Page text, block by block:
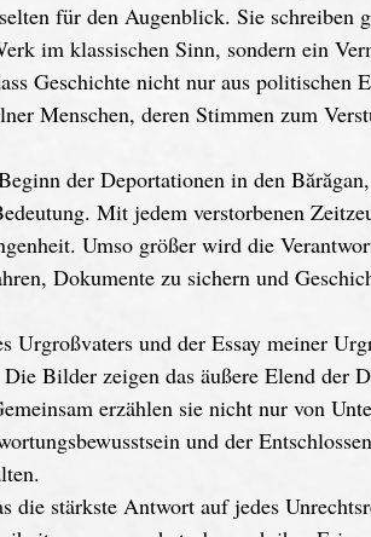
für den Augenblick. Sie schreiben
im klassischen Sinn, sondern ein
Geschichte nicht nur aus politischen
Menschen, deren Stimmen zum
der Deportationen in den
Mit jedem verstorbenen
Umso größer wird die
Dokumente zu sichern und
Urgroßvaters und der Essay meiner
Bilder zeigen das äußere Elend der
erzählen sie nicht nur von
und der
die stärkste Antwort auf jedes